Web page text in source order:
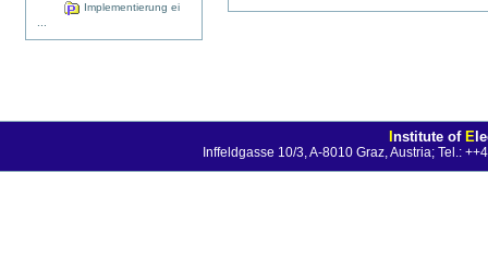
Implementierung ei
Institute of E
Inffeldgasse 10/3, A-8010 Graz, Austria; Tel.: